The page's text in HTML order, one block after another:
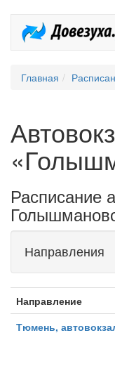
Главная
Расписание
Направления
Направление
Тюмень,